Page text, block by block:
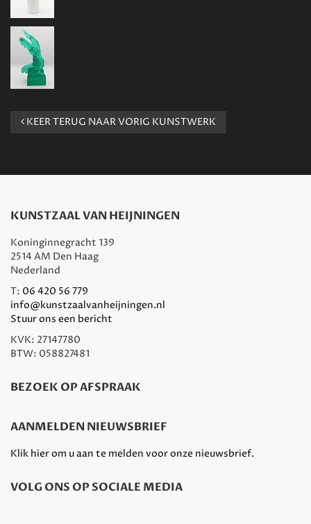
KEER TERUG NAAR VORIG KUNSTWERK
KUNSTZAAL VAN HEIJNINGEN
Koninginnegracht 139
2514 AM Den Haag
Nederland
T: 06 420 56 779
info@kunstzaalvanheijningen.nl
Stuur ons een bericht
KVK: 27147780
BTW: 058827481
BEZOEK OP AFSPRAAK
AANMELDEN NIEUWSBRIEF
Klik hier om u aan te melden voor onze nieuwsbrief.
VOLG ONS OP SOCIALE MEDIA